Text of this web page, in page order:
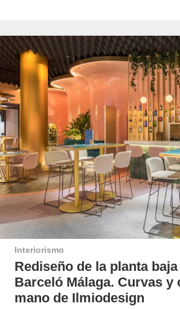
Interiorismo
Rediseño de la planta
Barceló Málaga. Curvas y
mano de Ilmiodesign